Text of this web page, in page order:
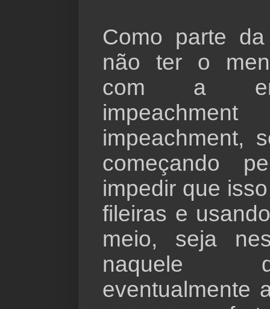
Como parte
não ter o
com a
impeachment,
começando
impedir que
fileiras e
meio, seja
naquele
eventualmente